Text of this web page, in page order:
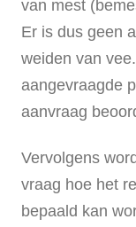
van mest
Er is dus geen
weiden van
aangevraagde
aanvraag
Vervolgens
vraag hoe het
bepaald kan